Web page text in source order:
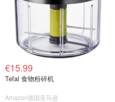
€15.99
Tefal 食物粉碎机
Amazon德国亚马逊